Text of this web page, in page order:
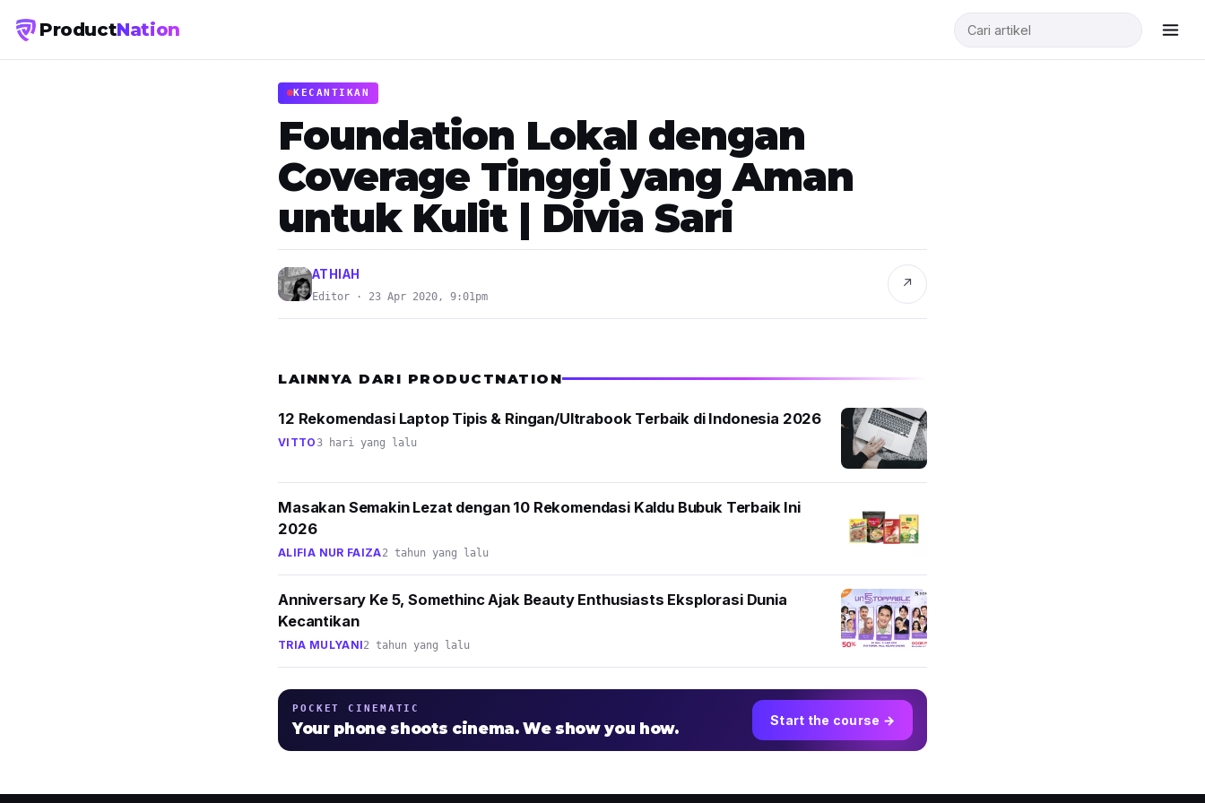
ProductNation
KECANTIKAN
Foundation Lokal dengan
Coverage Tinggi yang Aman
untuk Kulit | Divia Sari
ATHIAH
Editor · 23 Apr 2020, 9:01pm
↗
LAINNYA DARI PRODUCTNATION
12 Rekomendasi Laptop Tipis & Ringan/Ultrabook Terbaik di Indonesia 2026
VITTO3 hari yang lalu
Masakan Semakin Lezat dengan 10 Rekomendasi Kaldu Bubuk Terbaik Ini
2026
ALIFIA NUR FAIZA2 tahun yang lalu
Anniversary Ke 5, Somethinc Ajak Beauty Enthusiasts Eksplorasi Dunia
Kecantikan
TRIA MULYANI2 tahun yang lalu
POCKET CINEMATIC
Your phone shoots cinema. We show you how. Start the course →